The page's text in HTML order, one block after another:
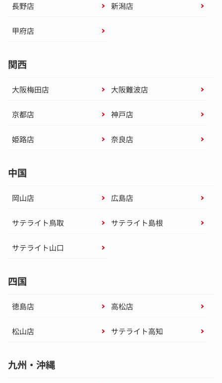
長野店 新潟店
甲府店
関西
大阪梅田店 大阪難波店
京都店 神戸店
姫路店 奈良店
中国
岡山店 広島店
サテライト鳥取 サテライト島根
サテライト山口
四国
徳島店 高松店
松山店 サテライト高知
九州・沖縄